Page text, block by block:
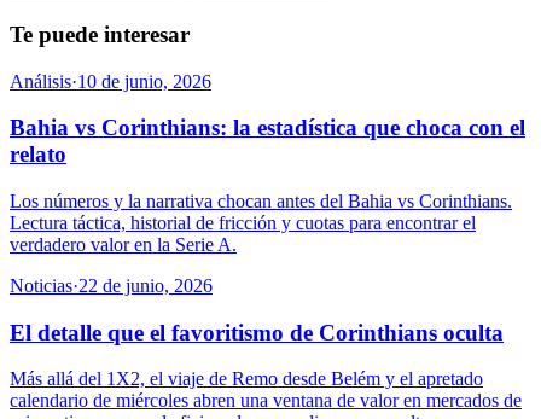
Te puede interesar
Análisis·10 de junio, 2026
Bahia vs Corinthians: la estadística que choca con el
relato
Los números y la narrativa chocan antes del Bahia vs Corinthians.
Lectura táctica, historial de fricción y cuotas para encontrar el
verdadero valor en la Serie A.
Noticias·22 de junio, 2026
El detalle que el favoritismo de Corinthians oculta
Más allá del 1X2, el viaje de Remo desde Belém y el apretado
calendario de miércoles abren una ventana de valor en mercados de